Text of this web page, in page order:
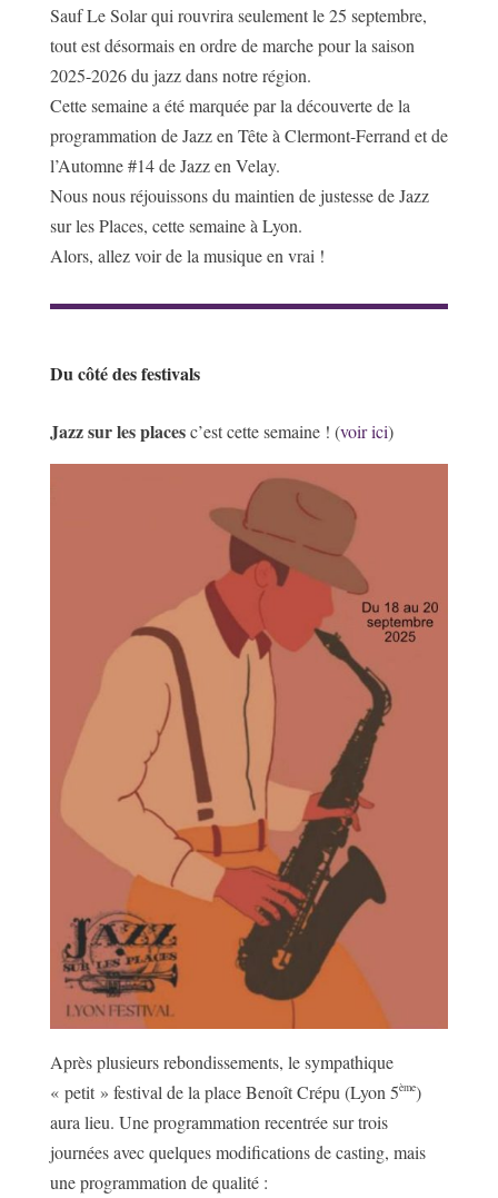
Sauf Le Solar qui rouvrira seulement le 25 septembre,
tout est désormais en ordre de marche pour la saison
2025-2026 du jazz dans notre région.
Cette semaine a été marquée par la découverte de la
programmation de Jazz en Tête à Clermont-Ferrand et de
l’Automne #14 de Jazz en Velay.
Nous nous réjouissons du maintien de justesse de Jazz
sur les Places, cette semaine à Lyon.
Alors, allez voir de la musique en vrai !
Du côté des festivals
Jazz sur les placesc’est cette semaine ! (voir ici)
Après plusieurs rebondissements, le sympathique
« petit » festival de la place Benoît Crépu (Lyon 5ème)
aura lieu. Une programmation recentrée sur trois
journées avec quelques modifications de casting, mais
une programmation de qualité :